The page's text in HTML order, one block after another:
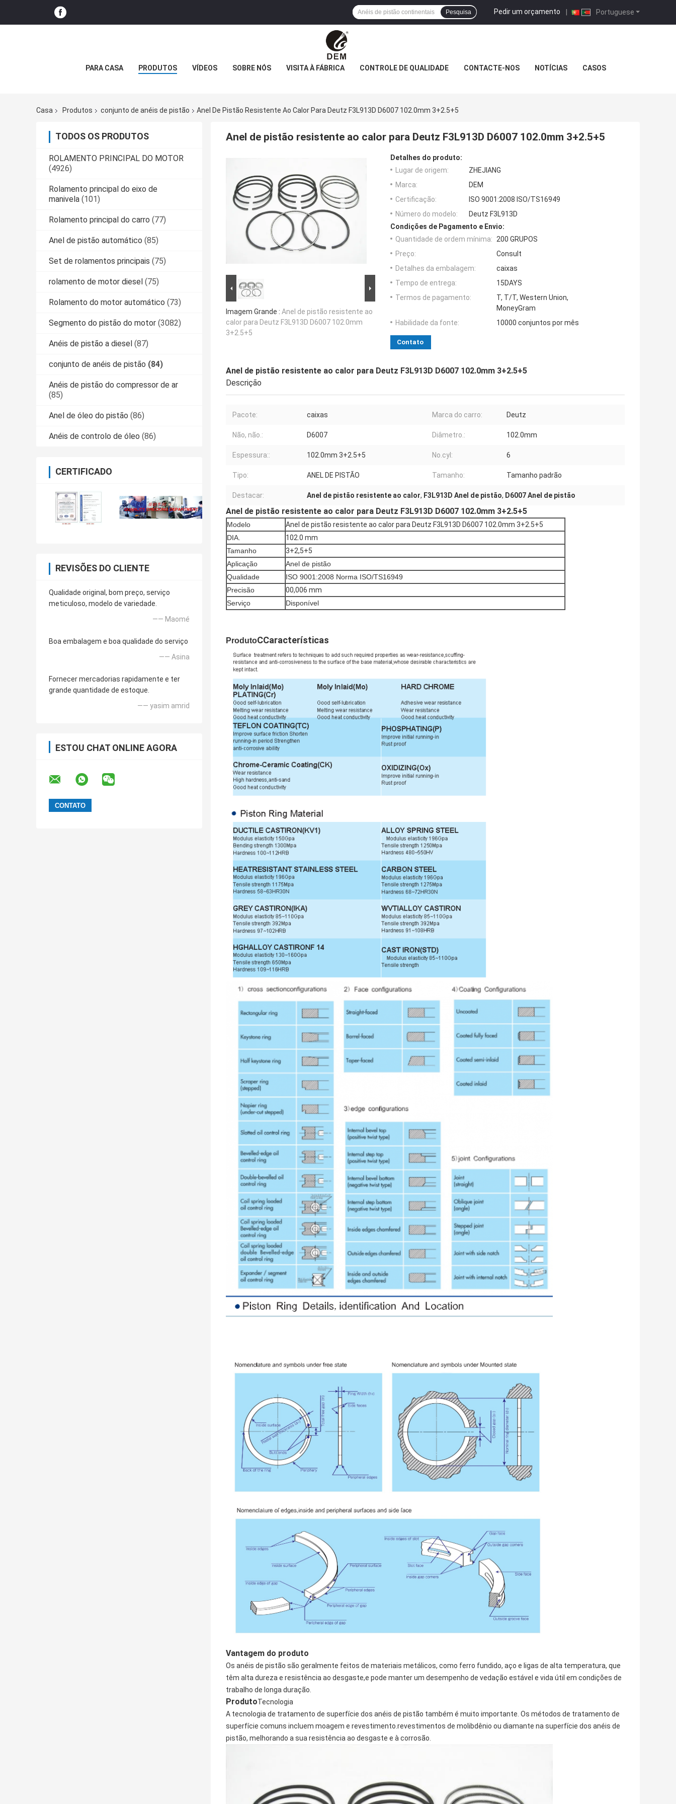
Portuguese
Pedir um orçamento |
Pesquisa
PARA CASA PRODUTOS VÍDEOS SOBRE NÓS VISITA À FÁBRICA CONTROLE DE QUALIDADE CONTACTE-NOS NOTÍCIAS CASOS
Casa Produtos conjunto de anéis de pistão Anel De Pistão Resistente Ao Calor Para Deutz F3L913D D6007 102.0mm 3+2.5+5
TODOS OS PRODUTOS
ROLAMENTO PRINCIPAL DO MOTOR
(4926)
Rolamento principal do eixo de
manivela (101)
Rolamento principal do carro (77)
Anel de pistão automático (85)
Set de rolamentos principais (75)
rolamento de motor diesel (75)
Rolamento do motor automático (73)
Segmento do pistão do motor (3082)
Anéis de pistão a diesel (87)
conjunto de anéis de pistão (84)
Anéis de pistão do compressor de ar
(85)
Anel de óleo do pistão (86)
Anéis de controlo de óleo (86)
CERTIFICADO
REVISÕES DO CLIENTE
Qualidade original, bom preço, serviço
meticuloso, modelo de variedade.
—— Maomé
Boa embalagem e boa qualidade do serviço
—— Asina
Fornecer mercadorias rapidamente e ter
grande quantidade de estoque.
—— yasim amrid
ESTOU CHAT ONLINE AGORA
Anel de pistão resistente ao calor para Deutz F3L913D D6007 102.0mm 3+2.5+5
Imagem Grande : Anel de pistão resistente ao
calor para Deutz F3L913D D6007 102.0mm
3+2.5+5
Detalhes do produto:
Lugar de origem:
ZHEJIANG
Marca:
DEM
Certificação:
ISO 9001:2008 ISO/TS16949
Número do modelo:
Deutz F3L913D
Condições de Pagamento e Envio:
Quantidade de ordem mínima: 200 GRUPOS
Preço:
Consult
Detalhes da embalagem:
caixas
Tempo de entrega:
15DAYS
Termos de pagamento:
T, T/T, Western Union,
MoneyGram
Habilidade da fonte:
10000 conjuntos por mês
Contato
Anel de pistão resistente ao calor para Deutz F3L913D D6007 102.0mm 3+2.5+5
Descrição
Pacote: caixas Marca do carro: Deutz
Não, não.: D6007 Diâmetro.: 102.0mm
Espessura:: 102.0mm 3+2.5+5 No.cyl: 6
Tipo: ANEL DE PISTÃO Tamanho: Tamanho padrão
Destacar: Anel de pistão resistente ao calor, F3L913D Anel de pistão, D6007 Anel de pistão
Anel de pistão resistente ao calor para Deutz F3L913D D6007 102.0mm 3+2.5+5
Modelo
Anel de pistão resistente ao calor para Deutz F3L913D D6007 102.0mm 3+2.5+5
DIA.
102.0 mm
Tamanho
3+2,5+5
Aplicação
Anel de pistão
Qualidade
ISO 9001:2008 Norma ISO/TS16949
Precisão
00,006 mm
Serviço
Disponível
ProdutoCCaracterísticas
Vantagem do produto
Os anéis de pistão são geralmente feitos de materiais metálicos, como ferro fundido, aço e ligas de alta temperatura, que
têm alta dureza e resistência ao desgaste,e pode manter um desempenho de vedação estável e vida útil em condições de
trabalho de longa duração.
ProdutoTecnologia
A tecnologia de tratamento de superfície dos anéis de pistão também é muito importante. Os métodos de tratamento de
superfície comuns incluem moagem e revestimento.revestimentos de molibdênio ou diamante na superfície dos anéis de
pistão, melhorando a sua resistência ao desgaste e à corrosão.